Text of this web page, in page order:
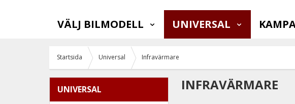
VÄLJ BILMODELL UNIVERSAL
Startsida Universal Infravärmare
UNIVERSAL INFRAVÄRMARE